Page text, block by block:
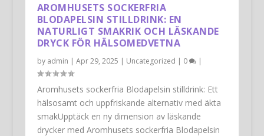
AROMHUSETS SOCKERFRIA
BLODAPELSIN STILLDRINK: EN
NATURLIGT SMAKRIK OCH LÄSKANDE
DRYCK FÖR HÄLSOMEDVETNA
by admin | Apr 29, 2025 | Uncategorized | 0 |
Aromhusets sockerfria Blodapelsin stilldrink: Ett
hälsosamt och uppfriskande alternativ med äkta
smakUpptäck en ny dimension av läskande
drycker med Aromhusets sockerfria Blodapelsin